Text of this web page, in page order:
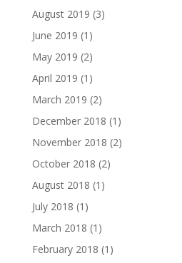
August 2019 (3)
June 2019 (1)
May 2019 (2)
April 2019 (1)
March 2019 (2)
December 2018 (1)
November 2018 (2)
October 2018 (2)
August 2018 (1)
July 2018 (1)
March 2018 (1)
February 2018 (1)